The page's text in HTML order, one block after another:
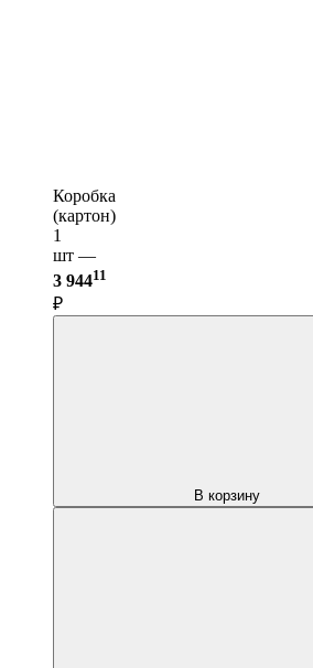
Коробка
(картон)
1
шт —
3 94411
₽
В корзину